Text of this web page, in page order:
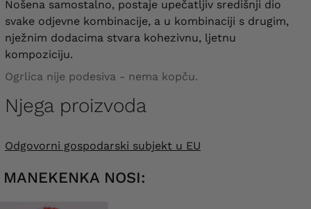
Nošena samostalno, postaje upečatljiv središnji dio
svake odjevne kombinacije, a u kombinaciji s drugim,
nježnim dodacima stvara kohezivnu, ljetnu
kompoziciju.
Ogrlica nije podesiva - nema kopču.
Njega proizvoda
Odgovorni gospodarski subjekt u EU
MANEKENKA NOSI: